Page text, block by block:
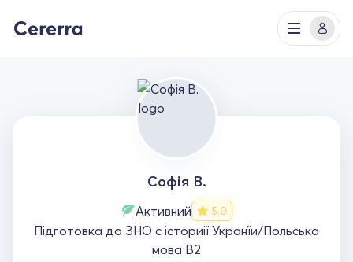
Софія В.
Активний 5.0
Пiдготовка до ЗНО с iсториії Укранїи/Польська
мова В2